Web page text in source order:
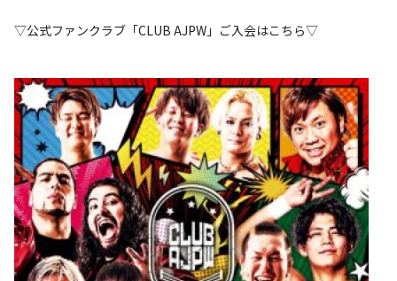
▽公式ファンクラブ「CLUB AJPW」ご入会はこちら▽